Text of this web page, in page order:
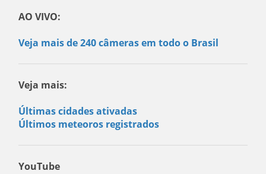
AO VIVO:
Veja mais de 240 câmeras em todo o Brasil
Veja mais:
Últimas cidades ativadas
Últimos meteoros registrados
YouTube